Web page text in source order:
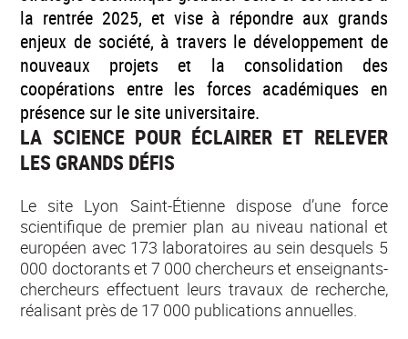
la rentrée 2025, et vise à répondre aux grands
enjeux de société, à travers le développement de
nouveaux projets et la consolidation des
coopérations entre les forces académiques en
présence sur le site universitaire.
LA SCIENCE POUR ÉCLAIRER ET RELEVER
LES GRANDS DÉFIS
Le site Lyon Saint-Étienne dispose d’une force
scientifique de premier plan au niveau national et
européen avec 173 laboratoires au sein desquels 5
000 doctorants et 7 000 chercheurs et enseignants-
chercheurs effectuent leurs travaux de recherche,
réalisant près de 17 000 publications annuelles.